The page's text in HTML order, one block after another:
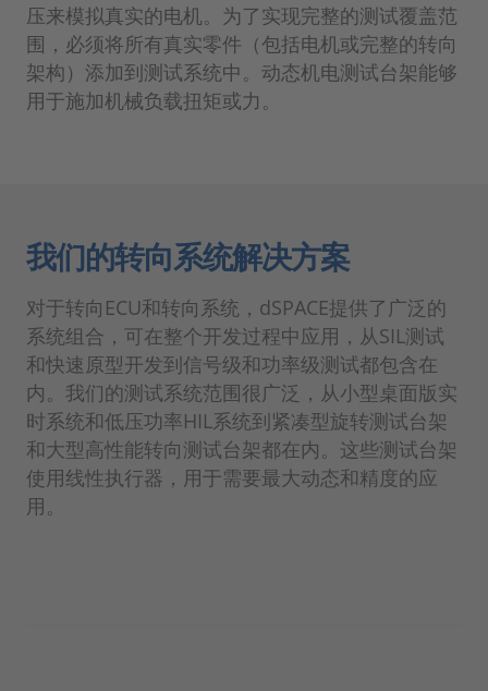
压来模拟真实的电机。为了实现完整的测试覆盖范
围，必须将所有真实零件（包括电机或完整的转向
架构）添加到测试系统中。动态机电测试台架能够
用于施加机械负载扭矩或力。
我们的转向系统解决方案
对于转向ECU和转向系统，dSPACE提供了广泛的
系统组合，可在整个开发过程中应用，从SIL测试
和快速原型开发到信号级和功率级测试都包含在
内。我们的测试系统范围很广泛，从小型桌面版实
时系统和低压功率HIL系统到紧凑型旋转测试台架
和大型高性能转向测试台架都在内。这些测试台架
使用线性执行器，用于需要最大动态和精度的应
用。